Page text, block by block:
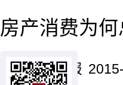
房产消费为何
来源：新京报